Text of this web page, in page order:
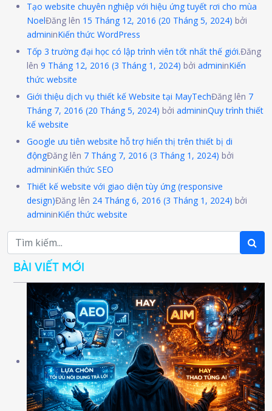
Tạo website chuyên nghiệp với hiệu ứng tuyết rơi cho mùa
NoelĐăng lên 15 Tháng 12, 2016 (20 Tháng 5, 2024) bởi
admininKiến thức WordPress
Tốp 3 trường đại học có lập trình viên tốt nhất thế giới.Đăng
lên 9 Tháng 12, 2016 (3 Tháng 1, 2024) bởi admininKiến
thức website
Giới thiệu dịch vụ thiết kế Website tại MayTechĐăng lên 7
Tháng 7, 2016 (20 Tháng 5, 2024) bởi admininQuy trình thiết
kế website
Google ưu tiên website hỗ trợ hiển thị trên thiết bị di
độngĐăng lên 7 Tháng 7, 2016 (3 Tháng 1, 2024) bởi
admininKiến thức SEO
Thiết kế website với giao diện tùy ứng (responsive
design)Đăng lên 24 Tháng 6, 2016 (3 Tháng 1, 2024) bởi
admininKiến thức website
BÀI VIẾT MỚI